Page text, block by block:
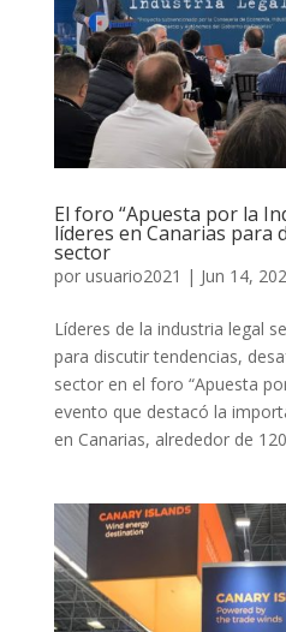
El foro “Apuesta por la
líderes en Canarias para
sector
por usuario2021 | Jun 14,
Líderes de la industria legal
para discutir tendencias,
sector en el foro “Apuesta
evento que destacó la
en Canarias, alrededor de